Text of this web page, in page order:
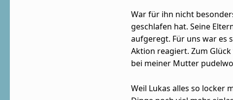
War für ihn nicht
geschlafen hat. Seine
aufgeregt. Für uns war es
Aktion reagiert. Zum
bei meiner Mutter
Weil Lukas alles so locker